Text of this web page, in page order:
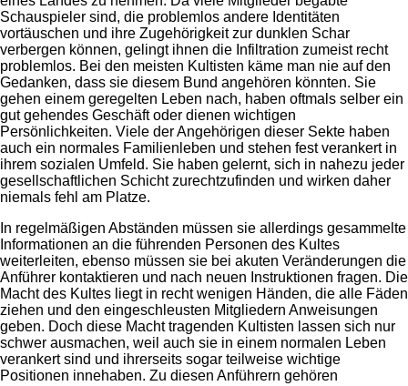
Schauspieler sind, die problemlos andere Identitäten
vortäuschen und ihre Zugehörigkeit zur dunklen Schar
verbergen können, gelingt ihnen die Infiltration zumeist recht
problemlos. Bei den meisten Kultisten käme man nie auf den
Gedanken, dass sie diesem Bund angehören könnten. Sie
gehen einem geregelten Leben nach, haben oftmals selber ein
gut gehendes Geschäft oder dienen wichtigen
Persönlichkeiten. Viele der Angehörigen dieser Sekte haben
auch ein normales Familienleben und stehen fest verankert in
ihrem sozialen Umfeld. Sie haben gelernt, sich in nahezu jeder
gesellschaftlichen Schicht zurechtzufinden und wirken daher
niemals fehl am Platze.
In regelmäßigen Abständen müssen sie allerdings gesammelte
Informationen an die führenden Personen des Kultes
weiterleiten, ebenso müssen sie bei akuten Veränderungen die
Anführer kontaktieren und nach neuen Instruktionen fragen. Die
Macht des Kultes liegt in recht wenigen Händen, die alle Fäden
ziehen und den eingeschleusten Mitgliedern Anweisungen
geben. Doch diese Macht tragenden Kultisten lassen sich nur
schwer ausmachen, weil auch sie in einem normalen Leben
verankert sind und ihrerseits sogar teilweise wichtige
Positionen innehaben. Zu diesen Anführern gehören